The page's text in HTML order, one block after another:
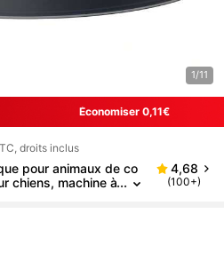
1/11
Économiser 0,11€
droits inclus
pour animaux de co
chiens, machine à
4,68
(100+)